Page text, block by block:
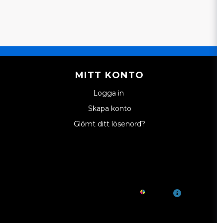
För tillfället är detta ingenting som ingår
som vi har tillgängligt att sälja.
på om vi kan lösa inför framtiden. Har
bara att återkoppla, så ska vi göra vårt
AB
MITT KONTO
Logga in
Skapa konto
Glömt ditt lösenord?